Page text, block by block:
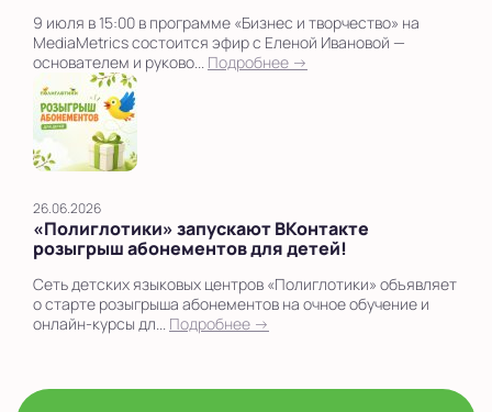
9 июля в 15:00 в программе «Бизнес и творчество» на
MediaMetrics состоится эфир с Еленой Ивановой —
основателем и руково... Подробнее →
26.06.2026
«Полиглотики» запускают ВКонтакте
розыгрыш абонементов для детей!
Сеть детских языковых центров «Полиглотики» объявляет
о старте розыгрыша абонементов на очное обучение и
онлайн-курсы дл... Подробнее →